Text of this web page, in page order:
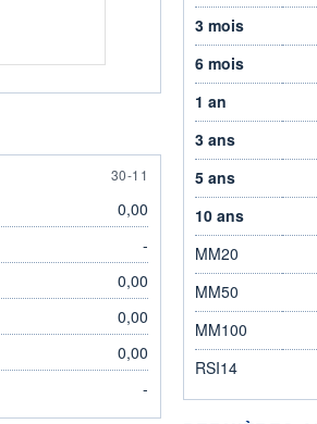
30 NOVEMBER
30-11
0,00
-
0,00
0,00
0,00
-
3 mois
6 mois
1 an
3 ans
5 ans
10 ans
MM20
MM50
MM100
RSI14